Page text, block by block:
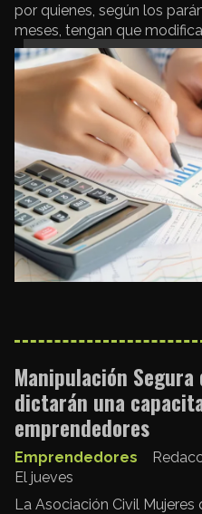
por quienes, según los
meses, tengan que
Manipulación
dictarán una
emprendedores
Emprendedores
El jueves
La Asociación Civil Mujeres